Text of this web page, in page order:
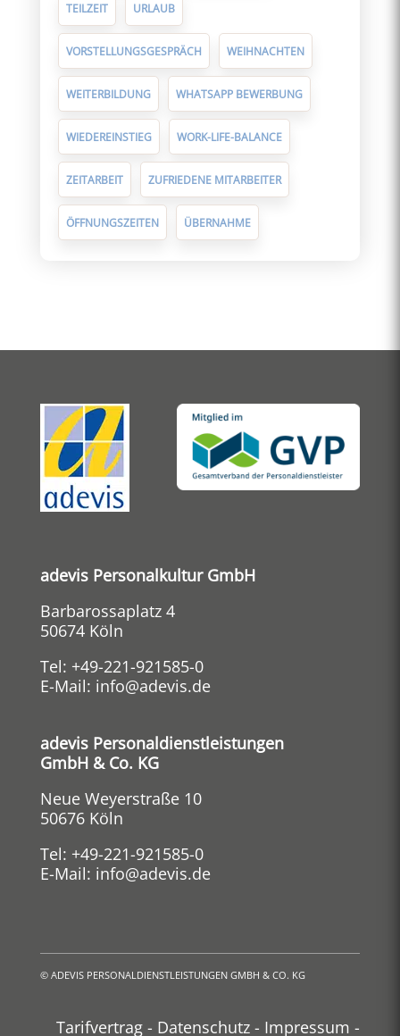
TEILZEIT URLAUB
VORSTELLUNGSGESPRÄCH WEIHNACHTEN
WEITERBILDUNG WHATSAPP BEWERBUNG
WIEDEREINSTIEG WORK-LIFE-BALANCE
ZEITARBEIT ZUFRIEDENE MITARBEITER
ÖFFNUNGSZEITEN ÜBERNAHME
adevis Personalkultur GmbH
Barbarossaplatz 4
50674 Köln
Tel: +49-221-921585-0
E-Mail: info@adevis.de
adevis Personaldienstleistungen
GmbH & Co. KG
Neue Weyerstraße 10
50676 Köln
Tel: +49-221-921585-0
E-Mail: info@adevis.de
© ADEVIS PERSONALDIENSTLEISTUNGEN GMBH & CO. KG
Tarifvertrag - Datenschutz - Impressum -